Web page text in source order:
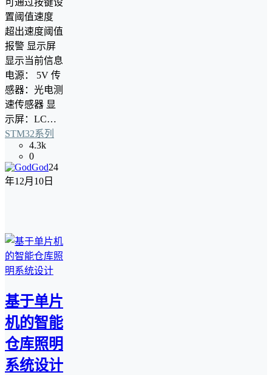
可通过按键设
置阈值速度
超出速度阈值
报警 显示屏
显示当前信息
电源： 5V 传
感器：光电测
速传感器 显
示屏：LC…
STM32系列
4.3k
0
God24
年12月10日
基于单片
机的智能
仓库照明
系统设计